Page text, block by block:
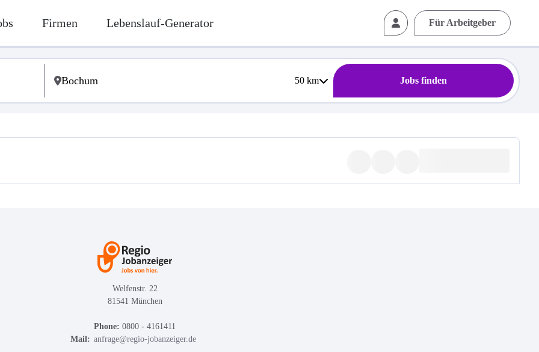
Firmen Lebenslauf-Generator Für Arbeitgeber
50km Jobs finden
Welfenstr. 22
81541 München
Phone: 0800 - 4161411
Mail: anfrage@regio-jobanzeiger.de